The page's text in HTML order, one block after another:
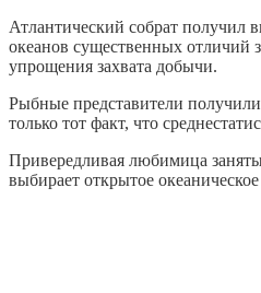
Атлантический собрат получил
океанов существенных отличий
упрощения захвата добычи.
Рыбные представители
только тот факт, что
Привередливая любимица
выбирает открытое